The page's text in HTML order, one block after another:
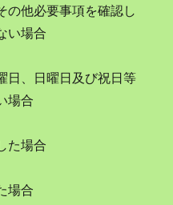
他必要事項を確認し
い場合
、日曜日及び祝日等
場合
た場合
場合